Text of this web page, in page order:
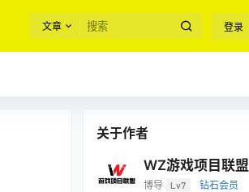
文章 登录
关于作者
WZ游戏项目联盟
博导 Lv7 钻石会员